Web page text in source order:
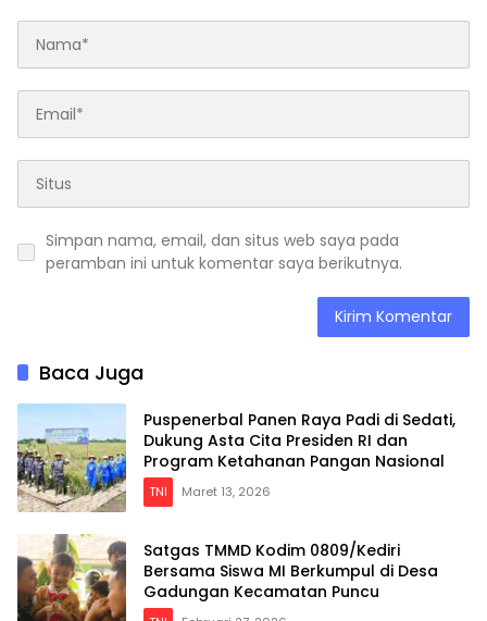
Simpan nama, email, dan situs web saya pada
peramban ini untuk komentar saya berikutnya.
Baca Juga
Puspenerbal Panen Raya Padi di Sedati,
Dukung Asta Cita Presiden RI dan
Program Ketahanan Pangan Nasional
TNI Maret 13, 2026
Satgas TMMD Kodim 0809/Kediri
Bersama Siswa MI Berkumpul di Desa
Gadungan Kecamatan Puncu